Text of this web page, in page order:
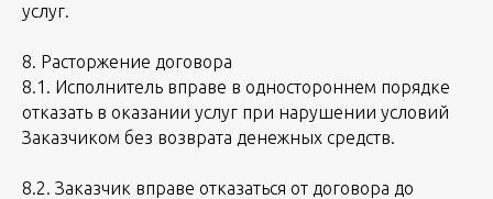
услуг.
8. Расторжение договора
8.1. Исполнитель вправе в одностороннем порядке
отказать в оказании услуг при нарушении условий
Заказчиком без возврата денежных средств.
8.2. Заказчик вправе отказаться от договора до